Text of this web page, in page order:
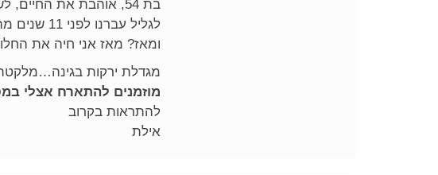
בת 54, אוהבת את החיים, לשמוח, לבשל, לאכול, נוף, טבע…ואת הגליל.
לגליל עברנו לפני 11 שנים מהמרכז, בהחלטה של רגע, אבל עם חלום שנמשך הרבה שנים.
ומאז? מאז אני חיה את
מגדלת ירקות
מוזמנים להתארח אצלי
להתראות בקרוב
אילת